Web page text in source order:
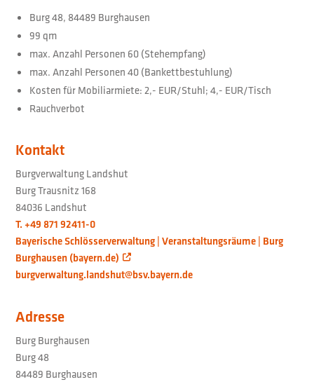
Burg 48, 84489 Burghausen
99 qm
max. Anzahl Personen 60 (Stehempfang)
max. Anzahl Personen 40 (Bankettbestuhlung)
Kosten für Mobiliarmiete: 2,- EUR/Stuhl; 4,- EUR/Tisch
Rauchverbot
Kontakt
Burgverwaltung Landshut
Burg Trausnitz 168
84036 Landshut
T. +49 871 92411-0
Bayerische Schlösserverwaltung | Veranstaltungsräume | Burg
Burghausen (bayern.de)
burgverwaltung.landshut@bsv.bayern.de
Adresse
Burg Burghausen
Burg 48
84489 Burghausen